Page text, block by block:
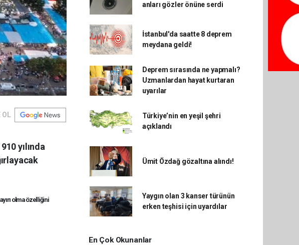
OL
yılında
olma özelliğini
anları gözler önüne serdi
İstanbul'da saatte 8 deprem
meydana geldi!
Deprem sırasında ne yapmalı?
Uzmanlardan hayat kurtaran
uyarılar
Türkiye’nin en yeşil şehri
açıklandı
Ümit Özdağ gözaltına alındı!
Yaygın olan 3 kanser türünün
erken teşhisi için uyardılar
En Çok Okunanlar